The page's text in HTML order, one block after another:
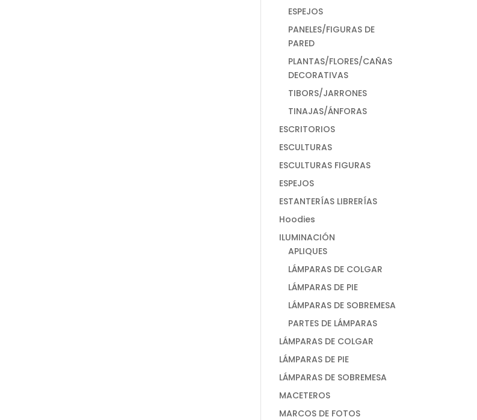
ESPEJOS
PANELES/FIGURAS DE
PARED
PLANTAS/FLORES/CAÑAS
DECORATIVAS
TIBORS/JARRONES
TINAJAS/ÁNFORAS
ESCRITORIOS
ESCULTURAS
ESCULTURAS FIGURAS
ESPEJOS
ESTANTERÍAS LIBRERÍAS
Hoodies
ILUMINACIÓN
APLIQUES
LÁMPARAS DE COLGAR
LÁMPARAS DE PIE
LÁMPARAS DE SOBREMESA
PARTES DE LÁMPARAS
LÁMPARAS DE COLGAR
LÁMPARAS DE PIE
LÁMPARAS DE SOBREMESA
MACETEROS
MARCOS DE FOTOS